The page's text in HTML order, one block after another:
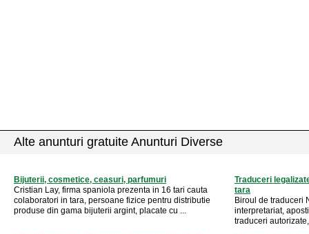
Alte anunturi gratuite Anunturi Diverse
Bijuterii, cosmetice, ceasuri, parfumuri
Cristian Lay, firma spaniola prezenta in 16 tari cauta
colaboratori in tara, persoane fizice pentru distributie
produse din gama bijuterii argint, placate cu ...
Traduceri
tara
Biroul de traduceri
interpretariat,
traduceri